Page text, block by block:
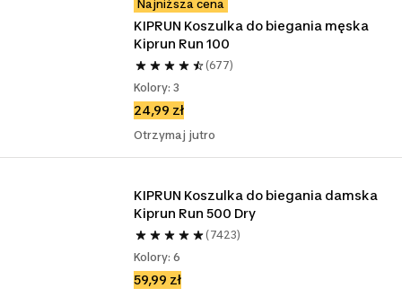
Najniższa cena
KIPRUN Koszulka do biegania męska
Kiprun Run 100
(677)
Kolory: 3
24,99 zł
Otrzymaj jutro
KIPRUN Koszulka do biegania damska
Kiprun Run 500 Dry
(7423)
Kolory: 6
59,99 zł